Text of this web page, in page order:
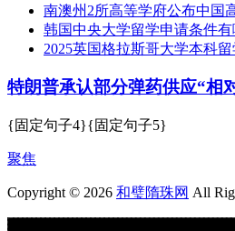
南澳州2所高等学府公布中国
韩国中央大学留学申请条件
2025英国格拉斯哥大学本科
特朗普承认部分弹药供应“相
{固定句子4}{固定句子5}
聚焦
Copyright © 2026 和璧隋珠网 All